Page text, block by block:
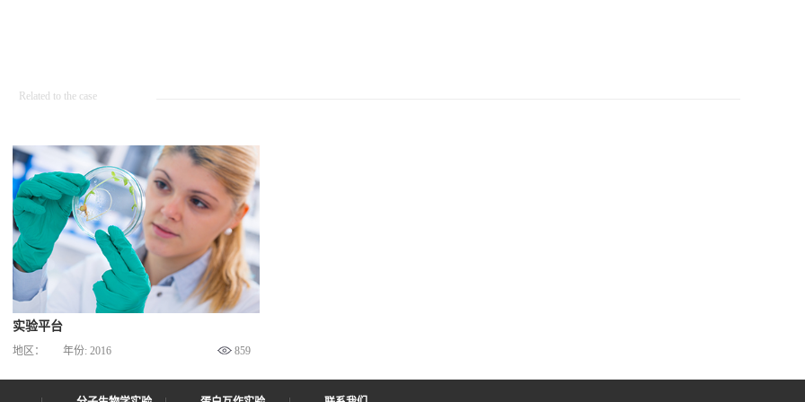
Related to the case
实验平台
地区： 年份: 2016 859